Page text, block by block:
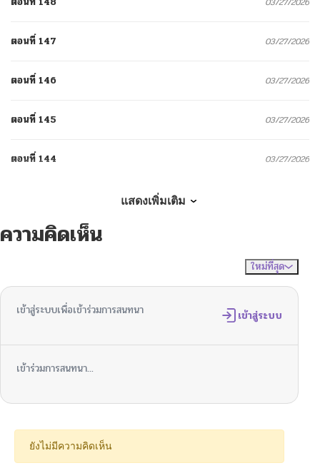
ตอนที่ 147 03/27/2026
ตอนที่ 146 03/27/2026
ตอนที่ 145 03/27/2026
ตอนที่ 144 03/27/2026
ตอนที่ 142
03/19/2026
ตอนที่ 140 03/19/2026
03/06/2026
ตอนที่ 137 03/06/2026
แสดงเพิ่มเติม
ความคิดเห็น
ใหม่ที่สุด
เข้าสู่ระบบเพื่อเข้าร่วมการสนทนา เข้าสู่ระบบ
เข้าร่วมการสนทนา...
ยังไม่มีความคิดเห็น